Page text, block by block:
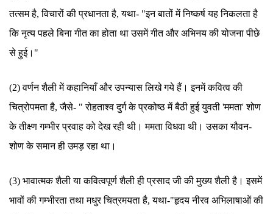
तत्सम है, विचारों की प्रधानता है, यथा- "इन बातों में निष्कर्ष यह निकलता है
कि नृत्य पहले बिना गीत का होता था उसमें गीत और अभिनय की योजना पीछे
से हुई।"
(2) वर्णन शैली में कहानियाँ और उपन्यास लिखे गये हैं। इनमें कवित्व की
चित्रोपमता है, जैसे- " रोहताश्व दुर्ग के प्रकोष्ठ में बैठी हुई युवती 'ममता' शोण
के तीक्ष्ण गम्भीर प्रवाह को देख रही थी। ममता विधवा थी। उसका यौवन-
शोण के समान ही उमड़ रहा था।
(3) भावात्मक शैली या कवित्वपूर्ण शैली ही प्रसाद जी की मुख्य शैली है। इसमें
भावों की गम्भीरता तथा मधुर चित्रमयता है, यथा-"हृदय नीरव अभिलाषाओं की